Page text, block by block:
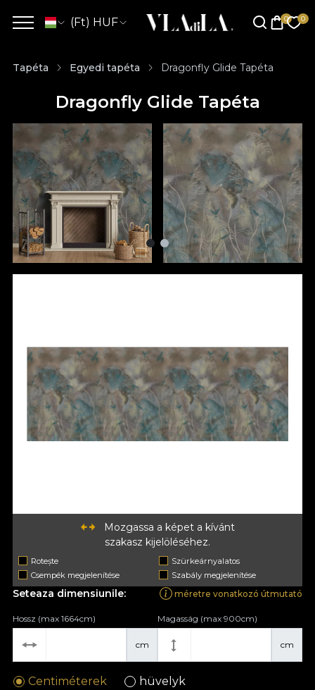
(Ft) HUF
Tapéta Egyedi tapéta Dragonfly Glide Tapéta
Dragonfly Glide Tapéta
Mozgassa a képet a kívánt
szakasz kijelöléséhez.
Rotește
Szürkeárnyalatos
Csempék megjelenítése
Szabály megjelenítése
Seteaza dimensiunile: méretre vonatkozó útmutató
cm
Hossz (max 1664cm)
cm
Magasság (max 900cm)
Centiméterek hüvelyk